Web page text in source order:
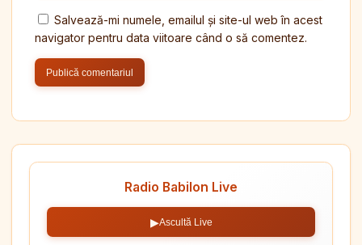
Salvează-mi numele, emailul și site-ul web în acest
navigator pentru data viitoare când o să comentez.
Radio Babilon Live
▶Ascultă Live